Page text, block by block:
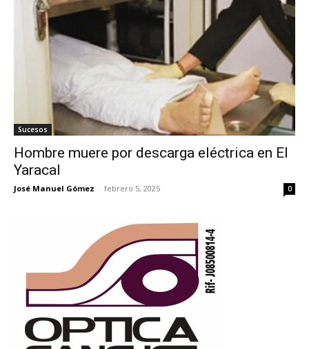
Sucesos
Hombre muere por descarga eléctrica en El
Yaracal
José Manuel Gómez - febrero 5, 2025 0